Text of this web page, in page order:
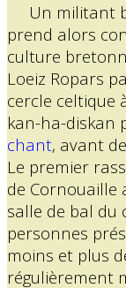
Un militant
prend alors
culture
Loeiz Ropars
cercle celtique
kan-ha-diskan
chant, avant
Le premier
de Cornouaille
salle de bal du
personnes
moins et plus
régulièrement